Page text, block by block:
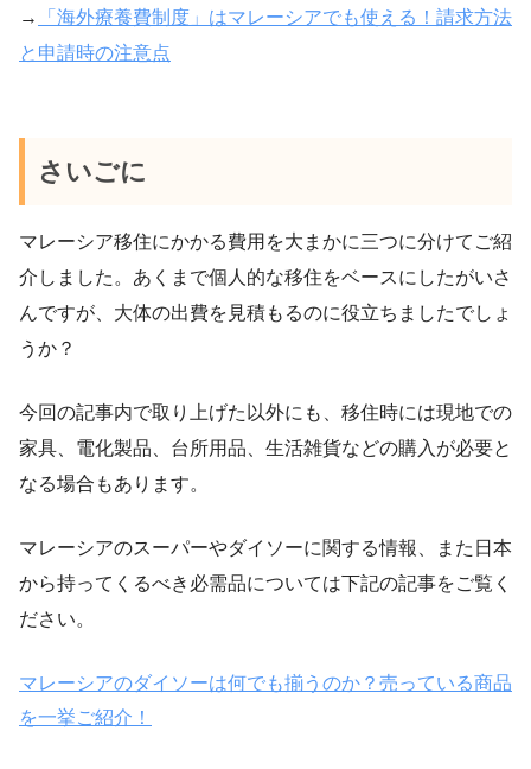
→
「海外療養費制度」はマレーシアでも使える！請求方法
と申請時の注意点
さいごに
マレーシア移住にかかる費用を大まかに三つに分けてご紹
介しました。あくまで個人的な移住をベースにしたがいさ
んですが、大体の出費を見積もるのに役立ちましたでしょ
うか？
今回の記事内で取り上げた以外にも、移住時には現地での
家具、電化製品、台所用品、生活雑貨などの購入が必要と
なる場合もあります。
マレーシアのスーパーやダイソーに関する情報、また日本
から持ってくるべき必需品については下記の記事をご覧く
ださい。
マレーシアのダイソーは何でも揃うのか？売っている商品
を一挙ご紹介！